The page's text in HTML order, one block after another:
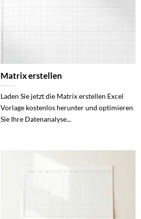
Matrix erstellen
Laden Sie jetzt die Matrix erstellen Excel
Vorlage kostenlos herunter und optimieren
Sie Ihre Datenanalyse...